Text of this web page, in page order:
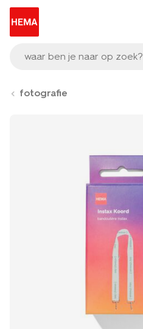
waar ben je naar op zoek?
fotografie